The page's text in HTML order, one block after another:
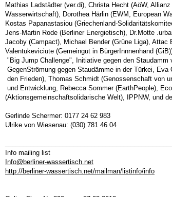
Mathias Ladstädter (ver.di), Christa Hecht (AöW,
Wasserwirtschaft), Dorothea Härlin (EWM, European
Kostas Papanastasiou (Griechenland-
Jens-Martin Rode (Berliner Energietisch), Dr.Motte
Jacoby (Campact), Michael Bender (Grüne Liga), Attac
Valentukeviciute (Gemeingut in BürgerInnnenhand
"Big Jump Challenge", Initiative gegen den Staudamm
GegenStrömung gegen Staudämme in der Türkei, Eva
den Frieden), Thomas Schmidt (Genossenschaft von
und Entwicklung, Rebecca Sommer (EarthPeople),
(Aktionsgemeinschaftsolidarische Welt), IPPNW, und
Gerlinde Schermer: 0177 24 62 983
Ulrike von Wiesenau: (030) 781 46 04
Info mailing list
Info@berliner-wassertisch.net
http://berliner-wassertisch.net/mailman/listinfo/info